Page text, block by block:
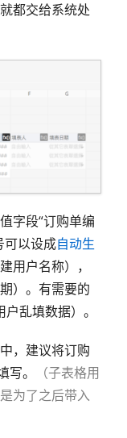
都交给系统处
字段“订购单编
可以设成自动生
用户名称），
）。有需要的
户乱填数据）。
，建议将订购
。
（子表格用
为了之后带入